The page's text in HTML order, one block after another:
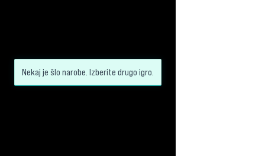
Nekaj je šlo narobe. Izberite drugo igro.